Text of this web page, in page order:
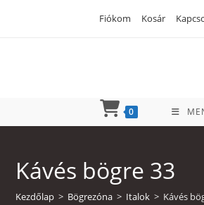
Fiókom Kosár
0
Kávés bögre 33
Kezdőlap > Bögrezóna > Italok > Kávés